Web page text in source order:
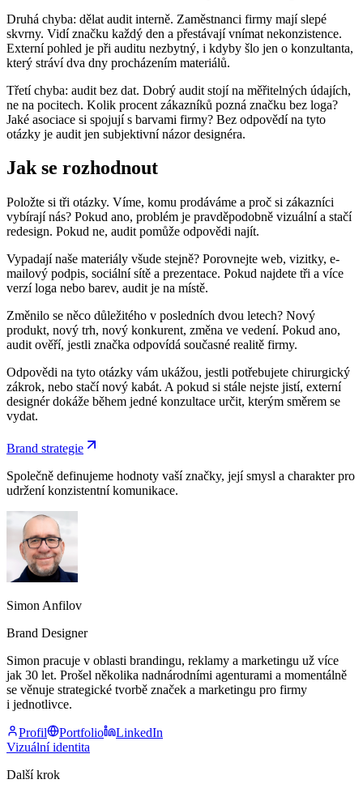
Druhá chyba: dělat audit interně. Zaměstnanci firmy mají slepé
skvrny. Vidí značku každý den a přestávají vnímat nekonzistence.
Externí pohled je při auditu nezbytný, i kdyby šlo jen o konzultanta,
který stráví dva dny procházením materiálů.
Třetí chyba: audit bez dat. Dobrý audit stojí na měřitelných údajích,
ne na pocitech. Kolik procent zákazníků pozná značku bez loga?
Jaké asociace si spojují s barvami firmy? Bez odpovědí na tyto
otázky je audit jen subjektivní názor designéra.
Jak se rozhodnout
Položte si tři otázky. Víme, komu prodáváme a proč si zákazníci
vybírají nás? Pokud ano, problém je pravděpodobně vizuální a stačí
redesign. Pokud ne, audit pomůže odpovědi najít.
Vypadají naše materiály všude stejně? Porovnejte web, vizitky, e-
mailový podpis, sociální sítě a prezentace. Pokud najdete tři a více
verzí loga nebo barev, audit je na místě.
Změnilo se něco důležitého v posledních dvou letech? Nový
produkt, nový trh, nový konkurent, změna ve vedení. Pokud ano,
audit ověří, jestli značka odpovídá současné realitě firmy.
Odpovědi na tyto otázky vám ukážou, jestli potřebujete chirurgický
zákrok, nebo stačí nový kabát. A pokud si stále nejste jistí, externí
designér dokáže během jedné konzultace určit, kterým směrem se
vydat.
Brand strategie
Společně definujeme hodnoty vaší značky, její smysl a charakter pro
udržení konzistentní komunikace.
Simon Anfilov
Brand Designer
Simon pracuje v oblasti brandingu, reklamy a marketingu už více
jak 30 let. Prošel několika nadnárodními agenturami a momentálně
se věnuje strategické tvorbě značek a marketingu pro firmy
i jednotlivce.
Profil Portfolio
LinkedIn
Vizuální identita
Další krok